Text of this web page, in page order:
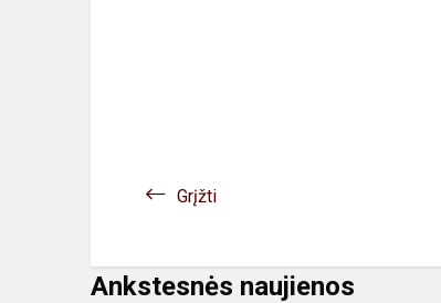
Grįžti
Ankstesnės naujienos